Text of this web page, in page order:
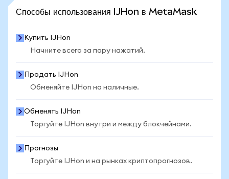
Способы использования IJHon в MetaMask
Купить IJHon
Начните всего за пару нажатий.
Продать IJHon
Обменяйте IJHon на наличные.
Обменять IJHon
Торгуйте IJHon внутри и между блокчейнами.
Прогнозы
Торгуйте IJHon и на рынках криптопрогнозов.